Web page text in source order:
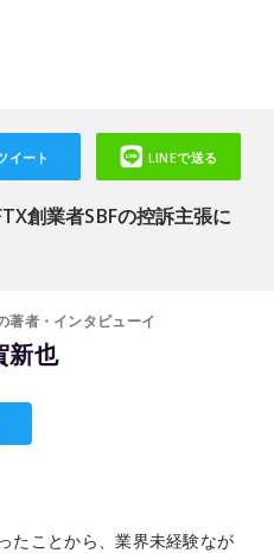
創業者SBFの控訴主張に
イート LINEで送る
著者・インタビューイ
新也
たことから、業界未経験なが